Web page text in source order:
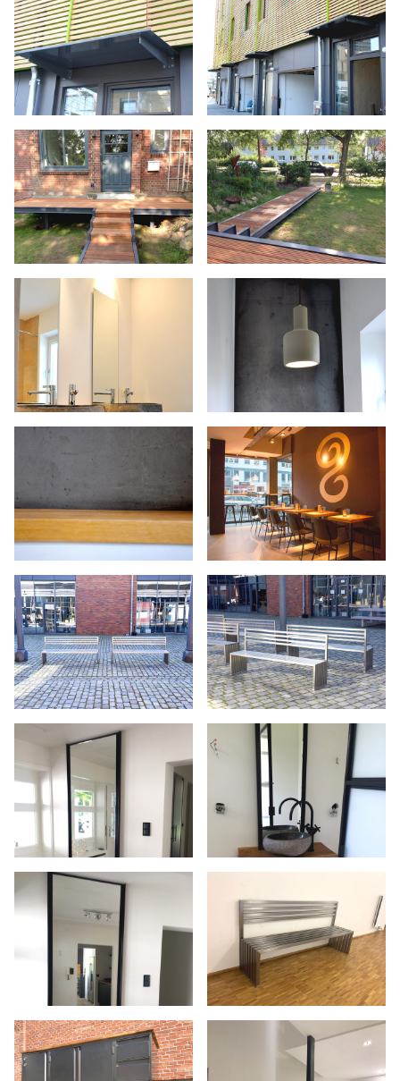
UNTERNEHMEN
PROJEKTE
ELBPHILHARMONIE
STADTHÄUSER BLANKENESE
MITTELWEG